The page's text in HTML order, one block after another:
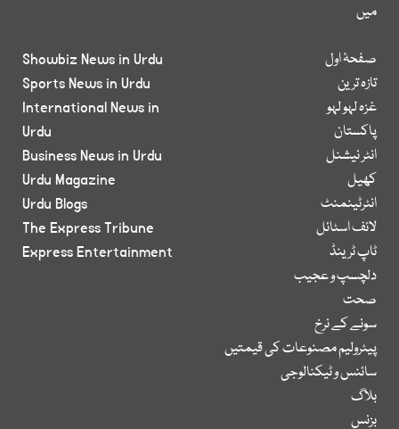
میں
صفحۂ اول
تازہ ترین
غزہ لہو لہو
پاکستان
انٹر نیشنل
کھیل
انٹرٹینمنٹ
لائف اسٹائل
ٹاپ ٹرینڈ
دلچسپ و عجیب
صحت
سونے کے نرخ
پیٹرولیم مصنوعات کی قیمتیں
سائنس و ٹیکنالوجی
بلاگ
بزنس
Showbiz News in Urdu
Sports News in Urdu
International News in
Urdu
Business News in Urdu
Urdu Magazine
Urdu Blogs
The Express Tribune
Express Entertainment